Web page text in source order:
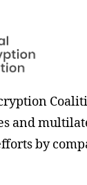
and
by